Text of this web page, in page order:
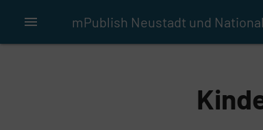
menu mPublish Neustadt und